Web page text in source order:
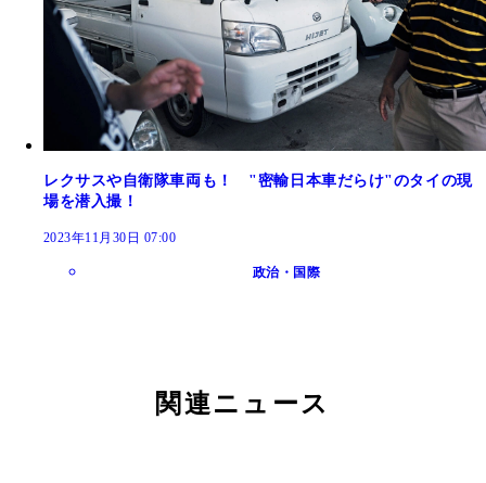
レクサスや自衛隊車両も！ "密輸日本車だらけ"のタイの現
場を潜入撮！
2023年11月30日 07:00
政治・国際
関連ニュース